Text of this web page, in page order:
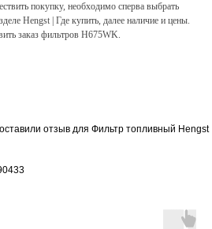
покупку, необходимо сперва выбрать
Hengst | Где купить, далее наличие и цены.
заказ фильтров H675WK.
отзыв для Фильтр топливный Hengst